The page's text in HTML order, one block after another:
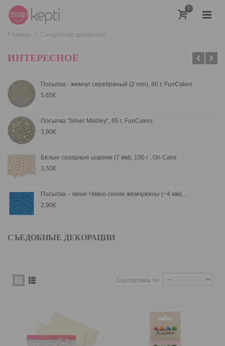
0
Главная > Съедобные декорации
ИНТЕРЕСНОЕ
Посыпка - жемчуг серебряный (2 mm), 80 г, FunCakes
5,65€
Посыпка "Silver Medley", 65 г, FunCakes
3,90€
Белые сахарные шарики (7 мм), 100 г , On Cake
3,50€
Посыпка – мини тёмно-синие жемчужины (~4 мм),...
2,90€
СЪЕДОБНЫЕ ДЕКОРАЦИИ
Сортировка по